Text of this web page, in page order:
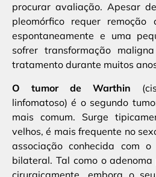
procurar avaliação. Apesar
pleomórfico requer remoção
espontaneamente e uma
sofrer transformação
tratamento durante muitos
O tumor de Warthin
linfomatoso) é o segundo
mais comum. Surge
velhos, é mais frequente no
associação conhecida com
bilateral. Tal como o
cirurgicamente, embora o